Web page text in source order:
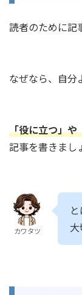
読者のために記
なぜなら、自分
「役に立つ」や
記事を書きまし
カワタツ
大